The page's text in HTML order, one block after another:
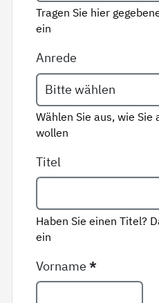
Tragen Sie hier
ein
Anrede
Wählen Sie aus, wie Sie
wollen
Titel
Haben Sie einen Titel?
ein
Vorname*